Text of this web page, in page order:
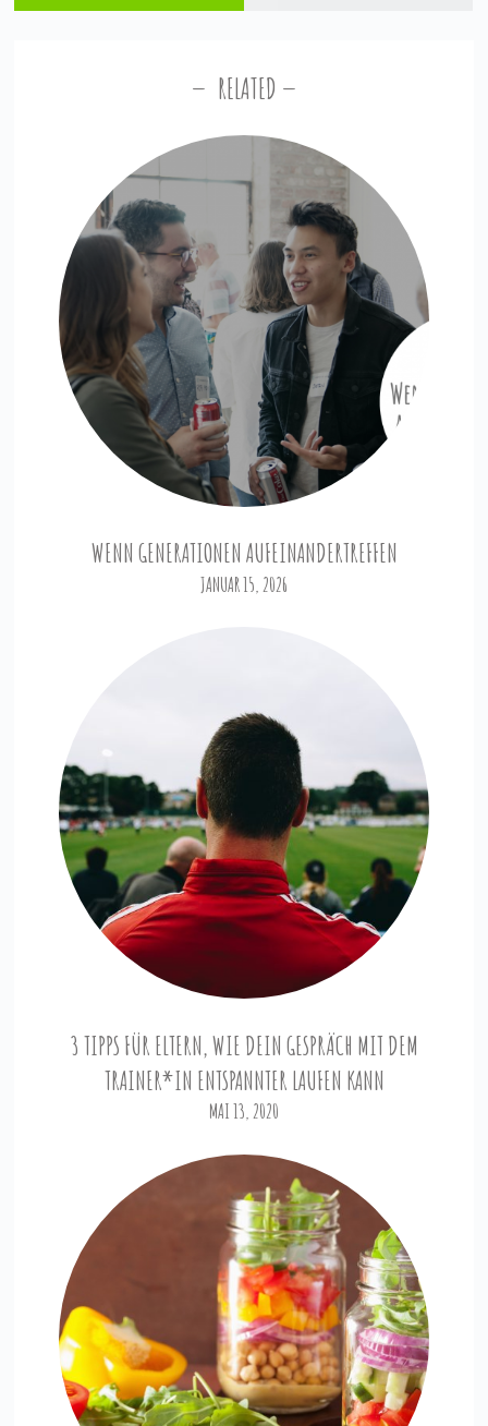
RELATED
WENN GENERATIONEN AUFEINANDERTREFFEN
JANUAR 15, 2026
3 TIPPS FÜR ELTERN, WIE DEIN GESPRÄCH MIT DEM
TRAINER*IN ENTSPANNTER LAUFEN KANN
MAI 13, 2020